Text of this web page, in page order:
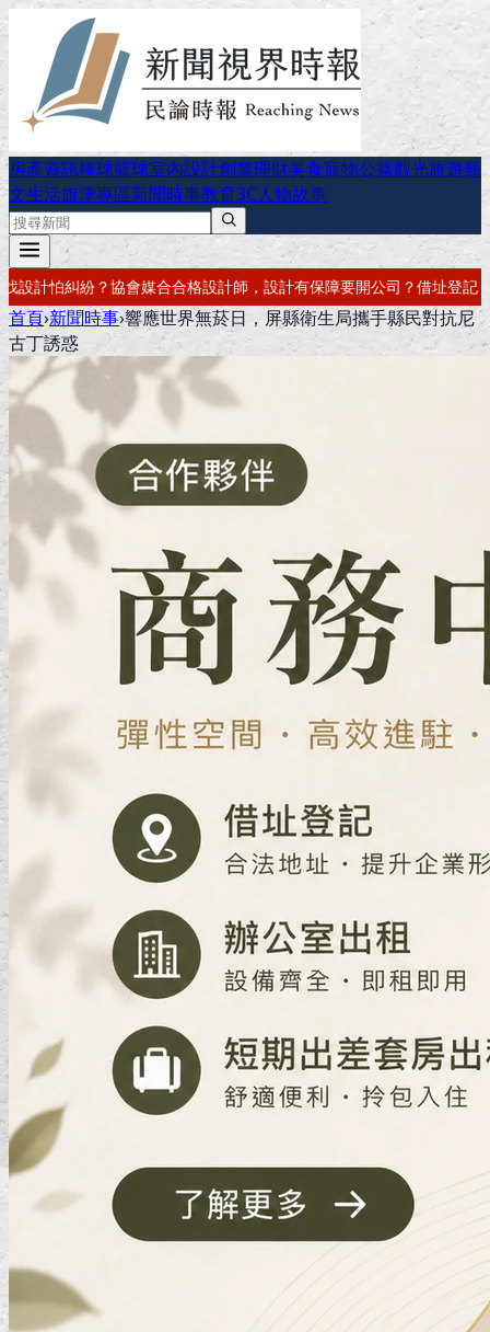
房產資訊棒球籃球室內設計創業理財美食寵物公益觀光旅遊藝
文生活旗津專區新聞時事教育3C人物故事
有保障要開公司？借址登記・公司設立・工商登記一次辦好記帳報稅
首頁›新聞時事›響應世界無菸日，屏縣衛生局攜手縣民對抗尼
古丁誘惑